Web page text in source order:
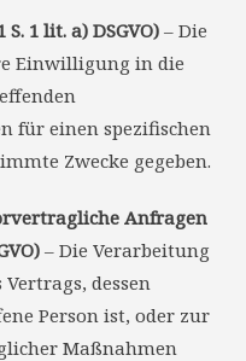
1 lit. a) DSGVO) – Die
Einwilligung in die
für einen spezifischen
Zwecke gegeben.
Anfragen
– Die Verarbeitung
dessen
Person ist, oder zur
Maßnahmen